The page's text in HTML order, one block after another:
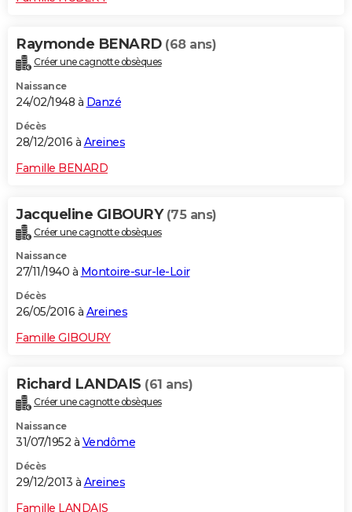
Raymonde BENARD (68 ans)
Créer une cagnotte obsèques
Naissance
24/02/1948 à Danzé
Décès
28/12/2016 à Areines
Famille BENARD
Jacqueline GIBOURY (75 ans)
Créer une cagnotte obsèques
Naissance
27/11/1940 à Montoire-sur-le-Loir
Décès
26/05/2016 à Areines
Famille GIBOURY
Richard LANDAIS (61 ans)
Créer une cagnotte obsèques
Naissance
31/07/1952 à Vendôme
Décès
29/12/2013 à Areines
Famille LANDAIS